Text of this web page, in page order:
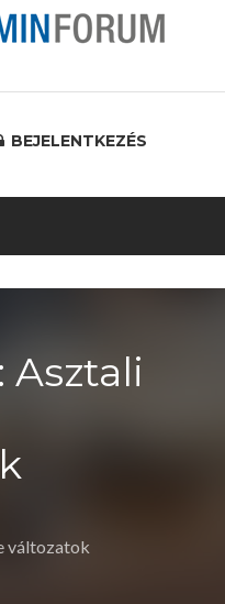
BEJELENTKEZÉS
Asztali
változatok